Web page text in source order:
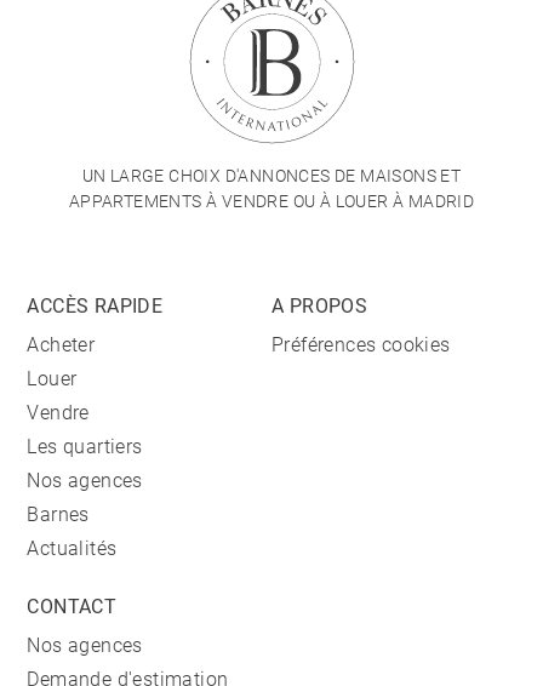
UN LARGE CHOIX D'ANNONCES DE MAISONS ET
APPARTEMENTS À VENDRE OU À LOUER À MADRID
ACCÈS RAPIDE
Acheter
Louer
Vendre
Les quartiers
Nos agences
Barnes
Actualités
A PROPOS
Préférences cookies
CONTACT
Nos agences
Demande d'estimation